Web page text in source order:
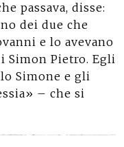
passava, disse:
dei due che
e lo avevano
Simon Pietro. Egli
Simone e gli
– che si